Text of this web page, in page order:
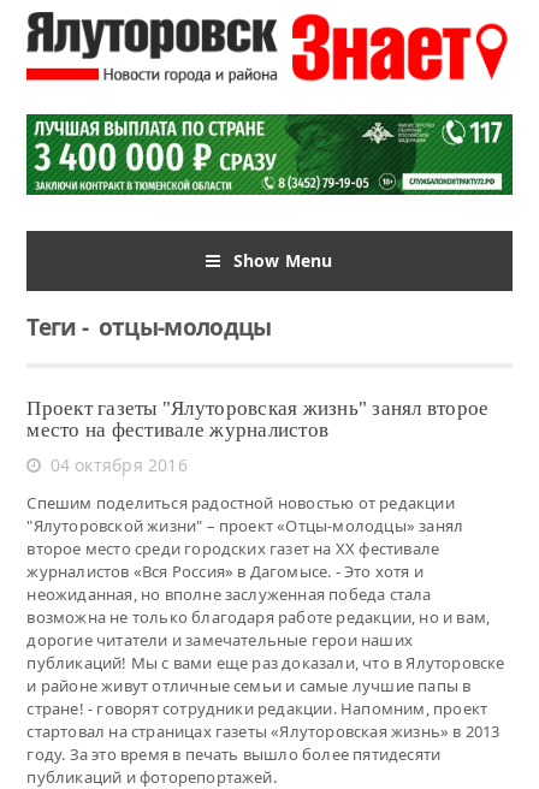
Show Menu
Теги-отцы-молодцы
Проект газеты "Ялуторовская жизнь" занял второе
место на фестивале журналистов
04 октября 2016
Спешим поделиться радостной новостью от редакции
"Ялуторовской жизни" – проект «Отцы-молодцы» занял
второе место среди городских газет на XX фестивале
журналистов «Вся Россия» в Дагомысе. - Это хотя и
неожиданная, но вполне заслуженная победа стала
возможна не только благодаря работе редакции, но и вам,
дорогие читатели и замечательные герои наших
публикаций! Мы с вами еще раз доказали, что в Ялуторовске
и районе живут отличные семьи и самые лучшие папы в
стране! - говорят сотрудники редакции. Напомним, проект
стартовал на страницах газеты «Ялуторовская жизнь» в 2013
году. За это время в печать вышло более пятидесяти
публикаций и фоторепортажей.